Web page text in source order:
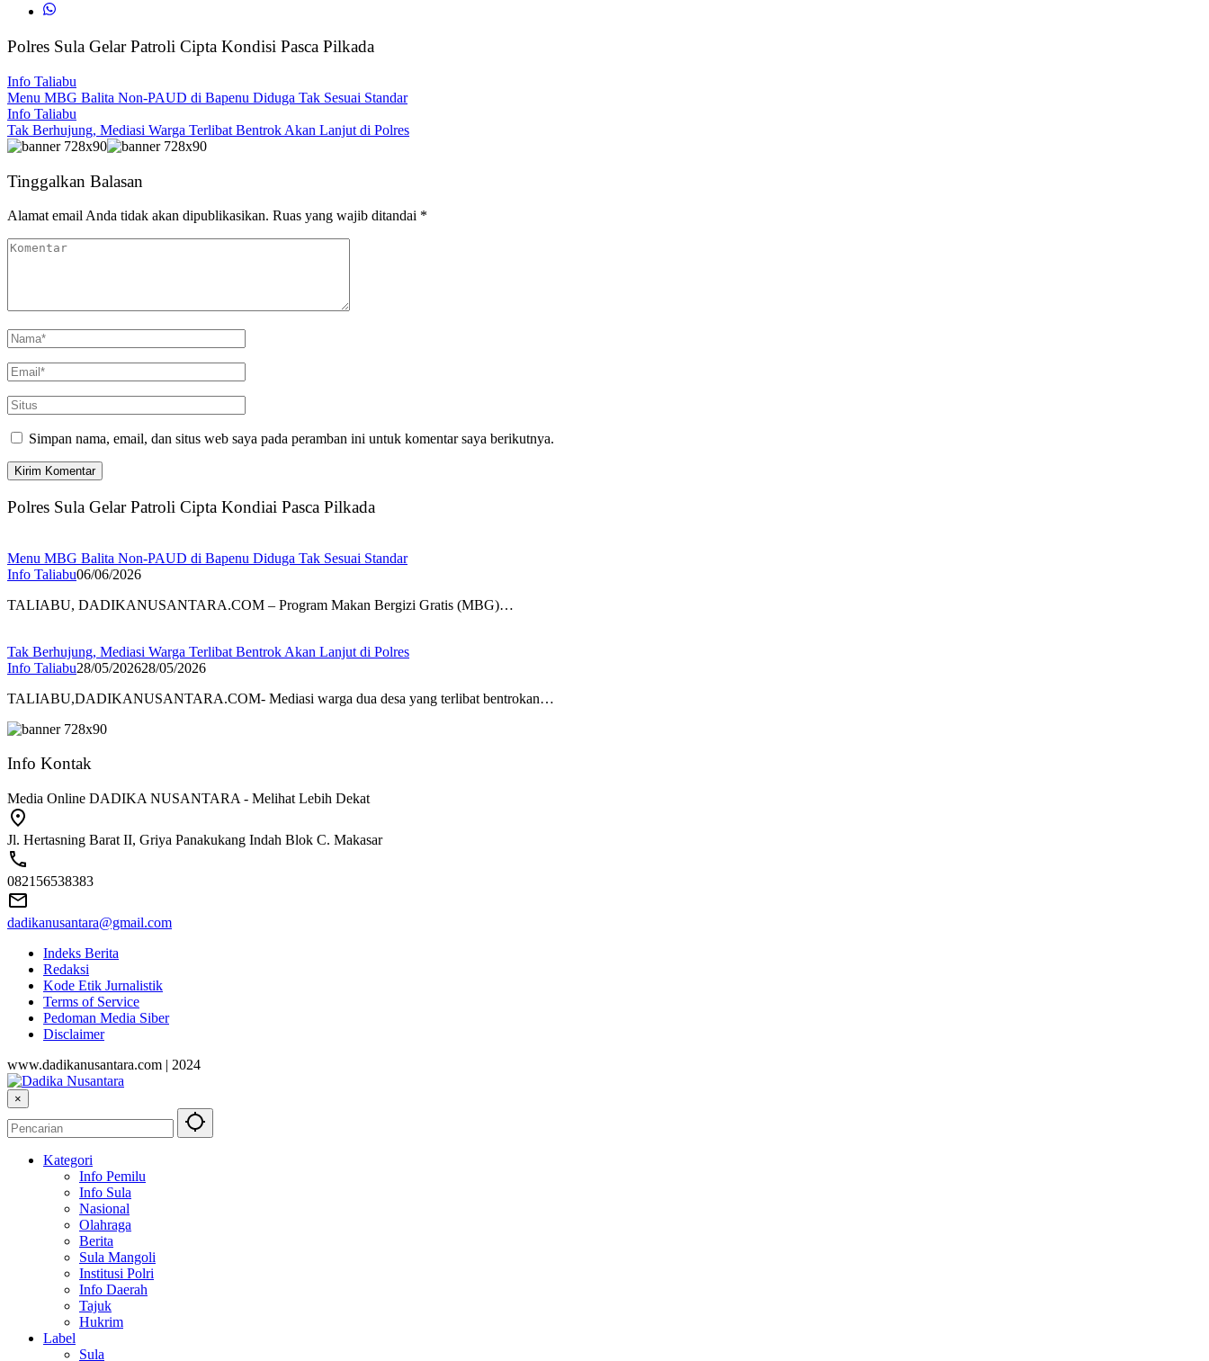
Polres Sula Gelar Patroli Cipta Kondisi Pasca Pilkada
Info Taliabu
Menu MBG Balita Non-PAUD di Bapenu Diduga Tak Sesuai Standar
Info Taliabu
Tak Berhujung, Mediasi Warga Terlibat Bentrok Akan Lanjut di Polres
Tinggalkan Balasan
Alamat email Anda tidak akan dipublikasikan. Ruas yang wajib ditandai *
Simpan nama, email, dan situs web saya pada peramban ini untuk komentar saya berikutnya.
Polres Sula Gelar Patroli Cipta Kondiai Pasca Pilkada
Menu MBG Balita Non-PAUD di Bapenu Diduga Tak Sesuai Standar
Info Taliabu06/06/2026
TALIABU, DADIKANUSANTARA.COM – Program Makan Bergizi Gratis (MBG)…
Tak Berhujung, Mediasi Warga Terlibat Bentrok Akan Lanjut di Polres
Info Taliabu28/05/202628/05/2026
TALIABU,DADIKANUSANTARA.COM- Mediasi warga dua desa yang terlibat bentrokan…
Info Kontak
Media Online DADIKA NUSANTARA - Melihat Lebih Dekat
Jl. Hertasning Barat II, Griya Panakukang Indah Blok C. Makasar
082156538383
dadikanusantara@gmail.com
Indeks Berita
Redaksi
Kode Etik Jurnalistik
Terms of Service
Pedoman Media Siber
Disclaimer
www.dadikanusantara.com | 2024
×
Kategori
Info Pemilu
Info Sula
Nasional
Olahraga
Berita
Sula Mangoli
Institusi Polri
Info Daerah
Tajuk
Hukrim
Label
Sula